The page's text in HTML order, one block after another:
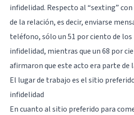
infidelidad. Respecto al “sexting”
de la relación, es decir, enviarse
teléfono, sólo un 51 por ciento de
infidelidad, mientras que un 68 por
afirmaron que este acto era parte de
El lugar de trabajo es el sitio
infidelidad
En cuanto al sitio preferido para